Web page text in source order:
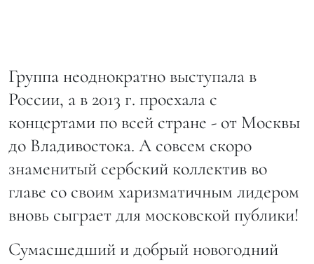
Группа неоднократно выступала в
России, а в 2013 г. проехала с
концертами по всей стране - от Москвы
до Владивостока. А совсем скоро
знаменитый сербский коллектив во
главе со своим харизматичным лидером
вновь сыграет для московской публики!
Сумасшедший и добрый новогодний